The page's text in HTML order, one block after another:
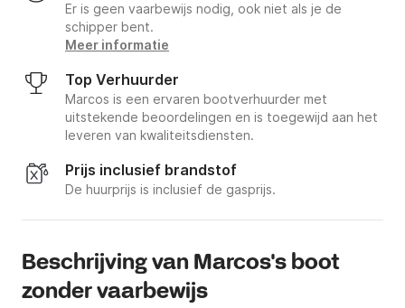
Er is geen vaarbewijs nodig, ook niet als je de
schipper bent.
Meer informatie
Top Verhuurder
Marcos is een ervaren bootverhuurder met
uitstekende beoordelingen en is toegewijd aan het
leveren van kwaliteitsdiensten.
Prijs inclusief brandstof
De huurprijs is inclusief de gasprijs.
Beschrijving van Marcos's boot
zonder vaarbewijs